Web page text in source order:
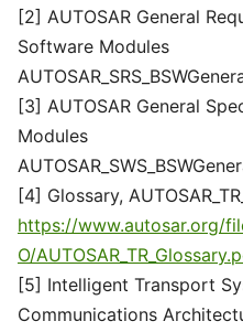
[2] AUTOSAR General
Software Modules
[3] AUTOSAR General
Modules
[4] Glossary,
https://www.autosar.org/
O/
[5] Intelligent Transport
Communications